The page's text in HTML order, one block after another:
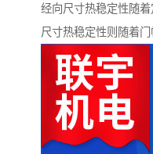
经向尺寸热稳定性随
尺寸热稳定性则随着门